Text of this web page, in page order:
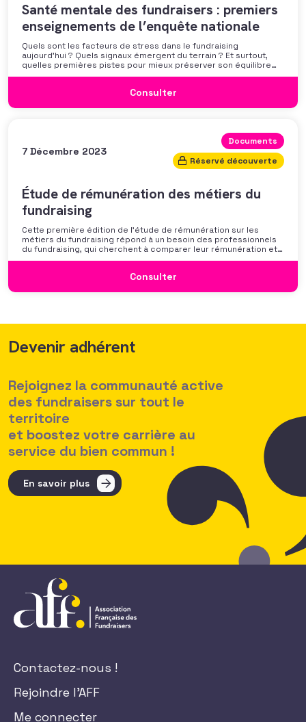
Santé mentale des fundraisers : premiers
enseignements de l’enquête nationale
Quels sont les facteurs de stress dans le fundraising
aujourd’hui ? Quels signaux émergent du terrain ? Et surtout,
quelles premières pistes pour mieux préserver son équilibre
professionnel ? L’AFF vous propose un webinaire pour découvrir
discussion autour des mécanismes
Consulter
7 Décembre 2023
Documents
Réservé découverte
Étude de rémunération des métiers du
fundraising
Cette première édition de l’étude de rémunération sur les
métiers du fundraising répond à un besoin des professionnels
du fundraising, qui cherchent à comparer leur rémunération et à
se positionner. Elle répond également à une préoccupation
des politiques salariales comme un enjeu majeur,
Consulter
Devenir adhérent
Rejoignez la communauté active
des fundraisers sur tout le
territoire
et boostez votre carrière au
service du bien commun !
En savoir plus
Contactez-nous !
Rejoindre l'AFF
Me connecter